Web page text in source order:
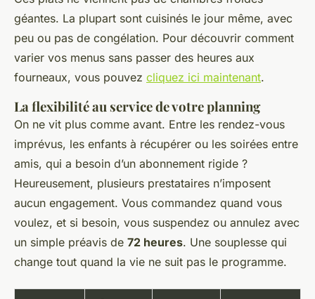
géantes. La plupart sont cuisinés le jour même, avec
peu ou pas de congélation. Pour découvrir comment
varier vos menus sans passer des heures aux
fourneaux, vous pouvez cliquez ici maintenant.
La flexibilité au service de votre planning
On ne vit plus comme avant. Entre les rendez-vous
imprévus, les enfants à récupérer ou les soirées entre
amis, qui a besoin d’un abonnement rigide ?
Heureusement, plusieurs prestataires n’imposent
aucun engagement. Vous commandez quand vous
voulez, et si besoin, vous suspendez ou annulez avec
un simple préavis de 72 heures. Une souplesse qui
change tout quand la vie ne suit pas le programme.